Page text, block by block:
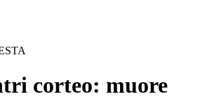
corteo: muore